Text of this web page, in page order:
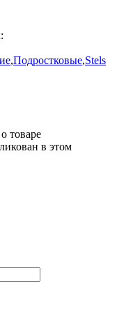
,Подростковые,Stels
товаре
в этом